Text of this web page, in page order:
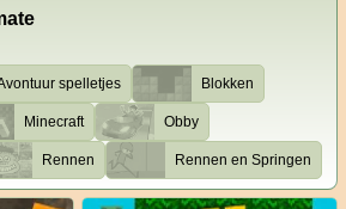
spelletjes Blokken
Minecraft Obby
Rennen Rennen en Springen